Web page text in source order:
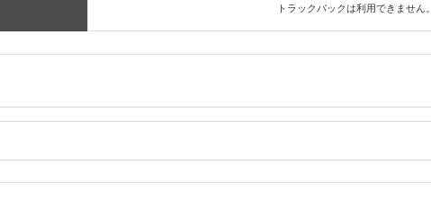
トラックバックは利用できません。